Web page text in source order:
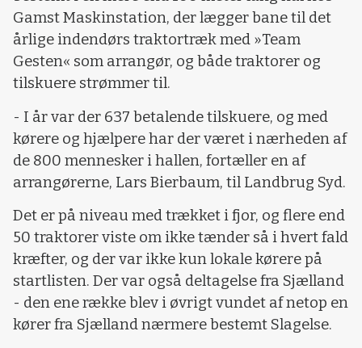
Gamst Maskinstation, der lægger bane til det
årlige indendørs traktortræk med »Team
Gesten« som arrangør, og både traktorer og
tilskuere strømmer til.
- I år var der 637 betalende tilskuere, og med
kørere og hjælpere har der været i nærheden af
de 800 mennesker i hallen, fortæller en af
arrangørerne, Lars Bierbaum, til Landbrug Syd.
Det er på niveau med trækket i fjor, og flere end
50 traktorer viste om ikke tænder så i hvert fald
kræfter, og der var ikke kun lokale kørere på
startlisten. Der var også deltagelse fra Sjælland
- den ene række blev i øvrigt vundet af netop en
kører fra Sjælland nærmere bestemt Slagelse.